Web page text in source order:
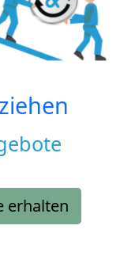
erhalten